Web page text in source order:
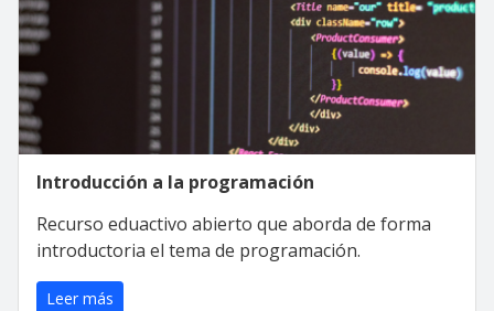
Introducción a la programación
Recurso eduactivo abierto que aborda de forma
introductoria el tema de programación.
Leer más